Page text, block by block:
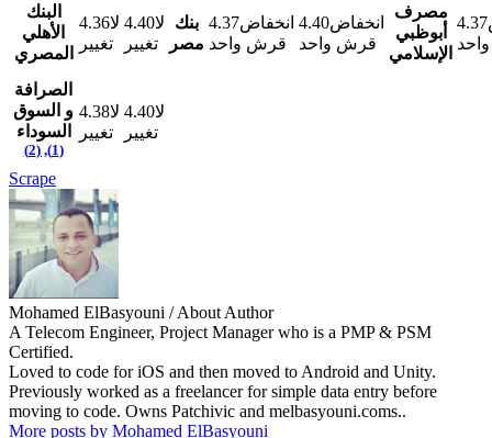
البنك
الأهلي
المصري
4.36لا
تغيير
4.40لا
تغيير
بنك
مصر
4.37انخفاض
قرش واحد
4.40انخفاض
قرش واحد
مصرف
أبوظبي
الإسلامي
4.37
الصرافة
و السوق
السوداء
(1), (2)
4.38لا
تغيير
4.40لا
تغيير
Scrape
Mohamed ElBasyouni / About Author
A Telecom Engineer, Project Manager who is a PMP & PSM
Certified.
Loved to code for iOS and then moved to Android and Unity.
Previously worked as a freelancer for simple data entry before
moving to code. Owns Patchivic and melbasyouni.coms..
More posts by Mohamed ElBasyouni